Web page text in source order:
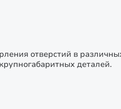
отверстий в
деталей.